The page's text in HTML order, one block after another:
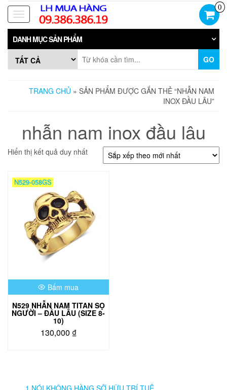
Skip
the
content
Toggle
navigation
0
DANH MỤC SẢN PHẨM
GO
TRANG CHỦ » SẢN PHẨM ĐƯỢC GẮN THẺ “NHẪN NAM
INOX ĐẦU LÂU”
nhẫn nam inox đầu lâu
Hiển thị kết quả duy nhất
N529-058GS
Bấm mua
N529 NHẪN NAM TITAN SỌ
NGƯỜI – ĐẦU LÂU (SIZE 8-
10)
130,000 ₫
nhiều
1.NÓI KHÔNG HÀNG SỠ HỮU TRÍ TUỆ